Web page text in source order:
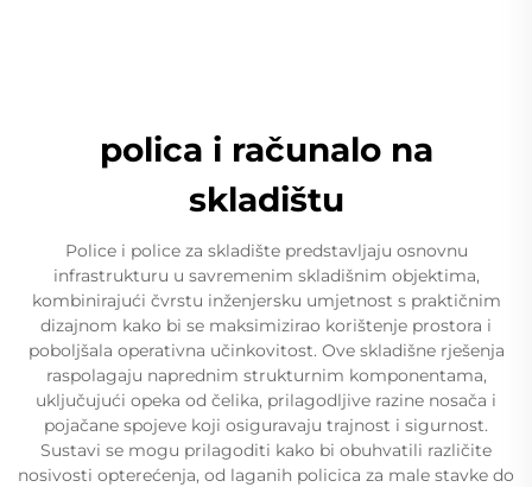
polica i računalo na
skladištu
Police i police za skladište predstavljaju osnovnu
infrastrukturu u savremenim skladišnim objektima,
kombinirajući čvrstu inženjersku umjetnost s praktičnim
dizajnom kako bi se maksimizirao korištenje prostora i
poboljšala operativna učinkovitost. Ove skladišne rješenja
raspolagaju naprednim strukturnim komponentama,
uključujući opeka od čelika, prilagodljive razine nosača i
pojačane spojeve koji osiguravaju trajnost i sigurnost.
Sustavi se mogu prilagoditi kako bi obuhvatili različite
nosivosti opterećenja, od laganih policica za male stavke do